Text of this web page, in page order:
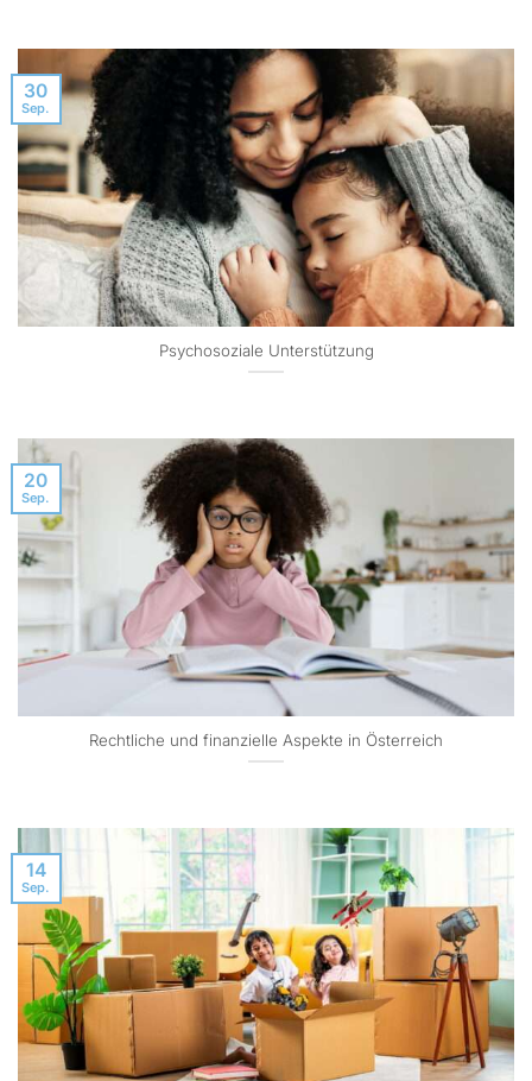
Psychosoziale Unterstützung
30
Sep.
Rechtliche und finanzielle Aspekte in Österreich
20
Sep.
14
Sep.